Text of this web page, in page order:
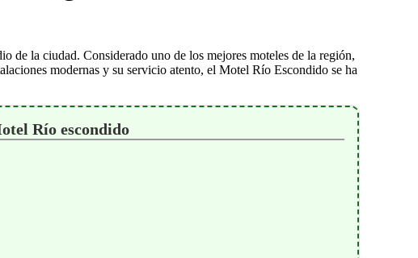
de la ciudad. Considerado uno de los mejores moteles de la región,
modernas y su servicio atento, el Motel Río Escondido se ha
Río escondido